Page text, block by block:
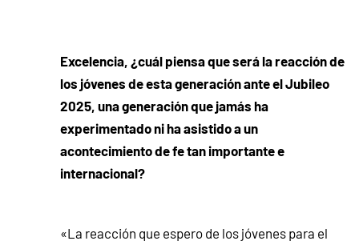
Excelencia, ¿cuál piensa que será la reacción de
los jóvenes de esta generación ante el Jubileo
2025, una generación que jamás ha
experimentado ni ha asistido a un
acontecimiento de fe tan importante e
internacional?
«La reacción que espero de los jóvenes para el